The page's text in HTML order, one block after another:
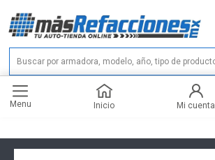
Menu Inicio Mi cuenta